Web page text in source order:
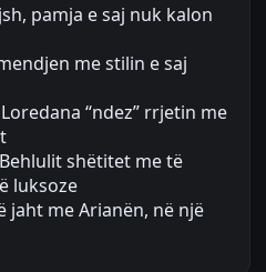
pamja e saj nuk kalon
me stilin e saj
“ndez” rrjetin me
shëtitet me të
luksoze
jaht me Arianën, në një